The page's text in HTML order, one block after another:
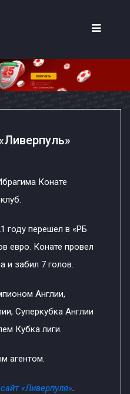
Конате
году перешел в «РБ
евро. Конате провел
и забил 7 голов.
Англии,
Суперкубка Англии
Кубка лиги.
агентом.
«Ливерпуля».